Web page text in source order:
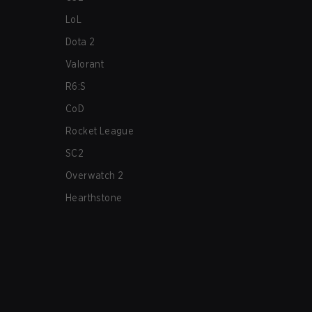
LoL
Dota 2
Valorant
R6:S
CoD
Rocket League
SC2
Overwatch 2
Hearthstone